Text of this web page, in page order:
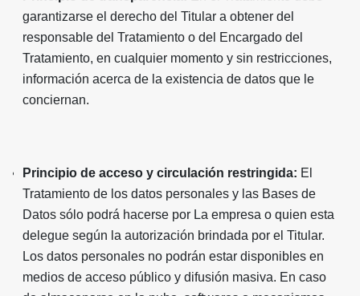
garantizarse el derecho del Titular a obtener del
responsable del Tratamiento o del Encargado del
Tratamiento, en cualquier momento y sin restricciones,
información acerca de la existencia de datos que le
conciernan.
Principio de acceso y circulación restringida: El
Tratamiento de los datos personales y las Bases de
Datos sólo podrá hacerse por La empresa o quien esta
delegue según la autorización brindada por el Titular.
Los datos personales no podrán estar disponibles en
medios de acceso público y difusión masiva. En caso